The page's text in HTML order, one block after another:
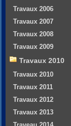
Travaux 2006
Travaux 2007
Travaux 2008
Travaux 2009
Travaux 2010
Travaux 2010
Travaux 2011
Travaux 2012
Travaux 2013